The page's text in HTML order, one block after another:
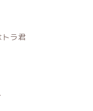
ラ君